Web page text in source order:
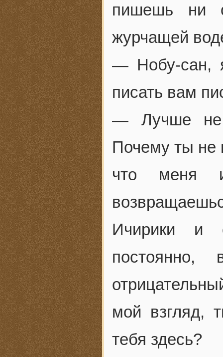
пишешь ни
журчащей
— Нобу-сан,
писать вам
— Лучше не
Почему ты не
что меня
Ичирики и
мой взгляд,
тебя здесь?